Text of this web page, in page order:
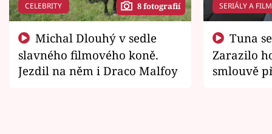
CELEBRITY 8 fotografií
slavného filmového koně.
Jezdil na něm i Draco Malfoy
SERIÁLY A
Zarazilo
smlouvě